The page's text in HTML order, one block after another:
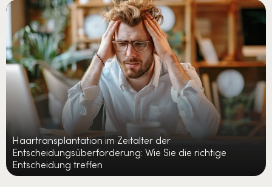
Haartransplantation im Zeitalter der
Entscheidungsüberforderung: Wie Sie die richtige
Entscheidung treffen